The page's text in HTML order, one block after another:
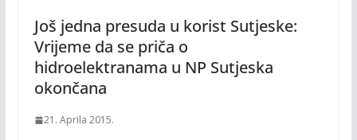
Još jedna presuda u korist Sutjeske:
Vrijeme da se priča o
hidroelektranama u NP Sutjeska
okončana
21. Aprila 2015.